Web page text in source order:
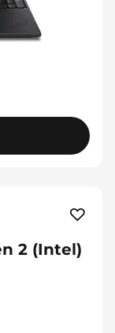
2 (Intel)